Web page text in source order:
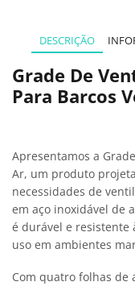
DESCRIÇÃO
Grade De
Para Barcos
Apresentamos a
Ar, um produto
necessidades de
em aço inoxidável de
é durável e resistente
uso em ambientes
Com quatro folhas de